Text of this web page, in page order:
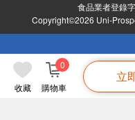
收藏 購物車
0
立
食品業者登錄
Copyright©2026 Uni-